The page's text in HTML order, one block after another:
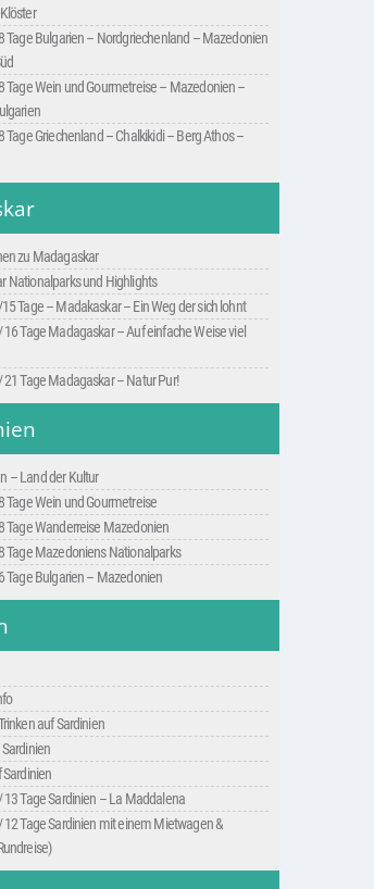
Tage Bulgarien – Nordgriechenland – Mazedonien
Tage Wein und Gourmetreise – Mazedonien –
Tage Griechenland – Chalkikidi – Berg Athos –
zu Madagaskar
Nationalparks und Highlights
Tage – Madakaskar – Ein Weg der sich lohnt
16 Tage Madagaskar – Auf einfache Weise viel
21 Tage Madagaskar – Natur Pur!
– Land der Kultur
Tage Wein und Gourmetreise
Tage Wanderreise Mazedonien
Tage Mazedoniens Nationalparks
Tage Bulgarien – Mazedonien
auf Sardinien
13 Tage Sardinien – La Maddalena
12 Tage Sardinien mit einem Mietwagen &